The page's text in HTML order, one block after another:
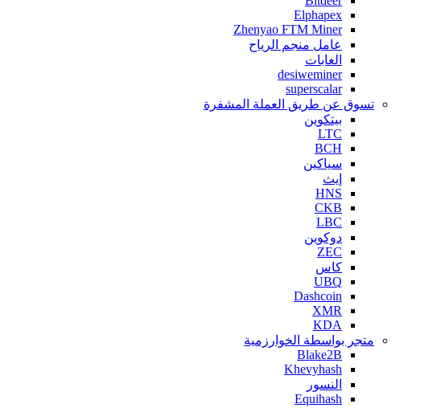
Elphapex
Zhenyao FTM Miner
عامل منجم الرياح
الغابات
desiweminer
superscalar
تسوق عن طريق العملة المشفرة
بيتكوين
LTC
BCH
سياكين
إيث
HNS
CKB
LBC
دوكوين
ZEC
كاس
UBQ
Dashcoin
XMR
KDA
متجر بواسطة الخوارزمية
Blake2B
Khevyhash
النسور
Equihash